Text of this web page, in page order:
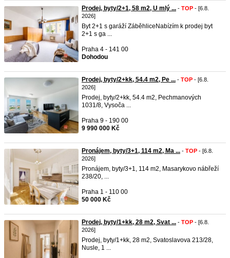
Prodej, byty/2+1, 58 m2, U mlý ... - TOP - [6.8.
2026]
Byt 2+1 s garáží ZáběhliceNabízím k prodej byt
2+1 s ga ...
Praha 4 - 141 00
Dohodou
Prodej, byty/2+kk, 54.4 m2, Pe ... - TOP - [6.8.
2026]
Prodej, byty/2+kk, 54.4 m2, Pechmanových
1031/8, Vysoča ...
Praha 9 - 190 00
9 990 000 Kč
Pronájem, byty/3+1, 114 m2, Ma ... - TOP - [6.8.
2026]
Pronájem, byty/3+1, 114 m2, Masarykovo nábřeží
238/20, ...
Praha 1 - 110 00
50 000 Kč
Prodej, byty/1+kk, 28 m2, Svat ... - TOP - [6.8.
2026]
Prodej, byty/1+kk, 28 m2, Svatoslavova 213/28,
Nusle, 1 ...